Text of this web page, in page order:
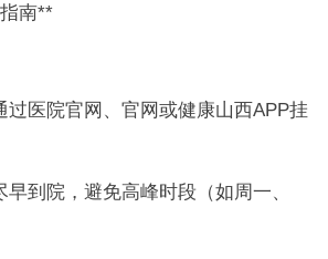
南**
医院官网、官网或健康山西APP挂
到院，避免高峰时段（如周一、